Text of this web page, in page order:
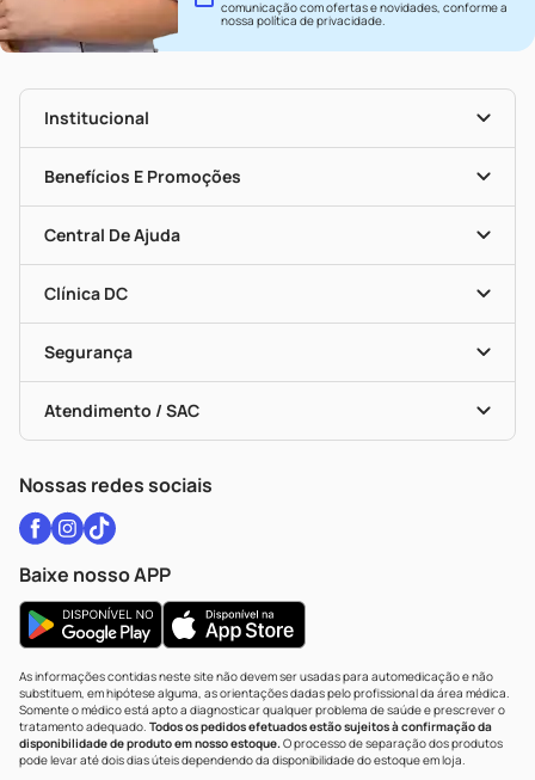
comunicação com ofertas e novidades, conforme a
nossapolítica de privacidade.
Institucional
História
Nossas Lojas
Seja Uma Loja Parceira
Mapa De Categorias
Benefícios E Promoções
Clube DC
Convênios
Programa Popular Do Brasil
Encarte De Ofertas
Dermaclub
Cupons E Ofertas
Black Friday
Central De Ajuda
Entrega
Recompra Programada
Alomed
Formas De Pagamento
Troca E Devolução
Bulas De A A Z
Políticas De Marketplace
Clínica DC
Vacinas
Serviços Farmacêuticos
Testes Rápidos
Autoteste Covid-19
Vacinas
Segurança
Certificado De Segurança
Portal Da Privacidade
Atendimento / SAC
WhatsApp (47) 9202-1687
Nossas redes sociais
Baixe nosso APP
As informações contidas neste site não devem ser usadas para automedicação e não
substituem, em hipótese alguma, as orientações dadas pelo profissional da área médica.
Somente o médico está apto a diagnosticar qualquer problema de saúde e prescrever o
tratamento adequado. Todos os pedidos efetuados estão sujeitos à confirmação da
disponibilidade de produto em nosso estoque.O processo de separação dos produtos
pode levar até dois dias úteis dependendo da disponibilidade do estoque em loja.